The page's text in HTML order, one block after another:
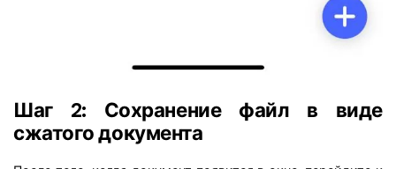
Шаг 2: Сохранение файл в виде
сжатого документа